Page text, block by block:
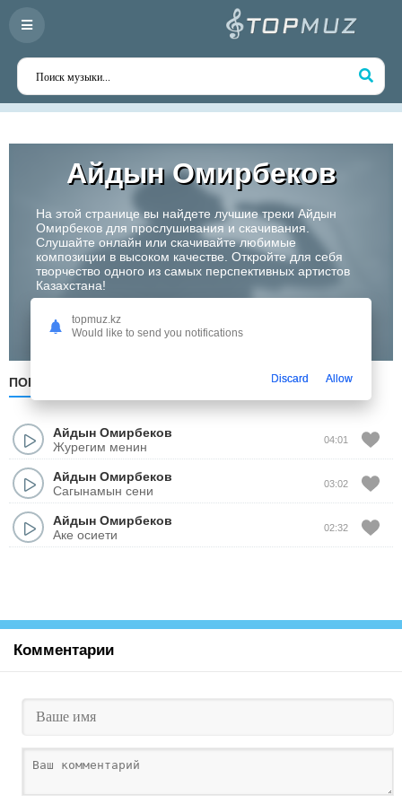
Айдын Омирбеков
На этой странице вы найдете лучшие треки Айдын
Омирбеков для прослушивания и скачивания.
Слушайте онлайн или скачивайте любимые
композиции в высоком качестве. Откройте для себя
творчество одного из самых перспективных артистов
Казахстана!
ПОПУЛЯРНЫЕ ПО АЛФАВИТУ
Айдын Омирбеков
Журегим менин
04:01
Айдын Омирбеков
Сагынамын сени
03:02
Айдын Омирбеков
Аке осиети
02:32
Комментарии
topmuz.kz
Would like to send you notifications
Discard Allow